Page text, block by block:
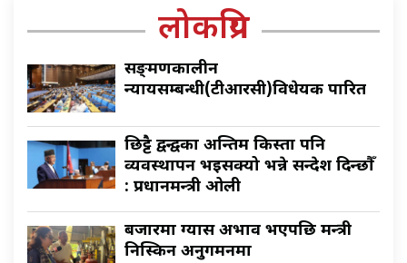
लोकप्रिय
सङ्क्रमणकालीन
न्यायसम्बन्धी(टीआरसी)विधेयक पारित
छिट्टै द्वन्द्वका अन्तिम किस्ता पनि
व्यवस्थापन भइसक्यो भन्ने सन्देश दिन्छौँ
: प्रधानमन्त्री ओली
बजारमा ग्यास अभाव भएपछि मन्त्री
निस्किन अनुगमनमा